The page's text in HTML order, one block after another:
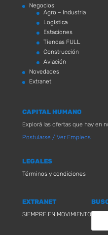
Negocios
Agro – Industria
Logística
Estaciones
Tiendas FULL
Construcción
Aviación
Novedades
Extranet
CAPITAL HUMANO
Explorá las ofertas que hay en
Postularse / Ver Empleos
LEGALES
Términos y condiciones
EXTRANET
SIEMPRE EN MOVIMIENTO